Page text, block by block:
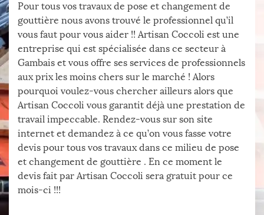
Pour tous vos travaux de pose et changement de
gouttière nous avons trouvé le professionnel qu’il
vous faut pour vous aider !! Artisan Coccoli est une
entreprise qui est spécialisée dans ce secteur à
Gambais et vous offre ses services de professionnels
aux prix les moins chers sur le marché ! Alors
pourquoi voulez-vous chercher ailleurs alors que
Artisan Coccoli vous garantit déjà une prestation de
travail impeccable. Rendez-vous sur son site
internet et demandez à ce qu’on vous fasse votre
devis pour tous vos travaux dans ce milieu de pose
et changement de gouttière . En ce moment le
devis fait par Artisan Coccoli sera gratuit pour ce
mois-ci !!!